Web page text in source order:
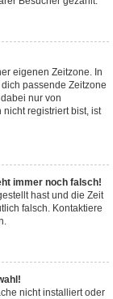
eigenen Zeitzone. In
passende Zeitzone
nur von
registriert bist, ist
immer noch falsch!
hast und die Zeit
falsch. Kontaktiere
nicht installiert oder